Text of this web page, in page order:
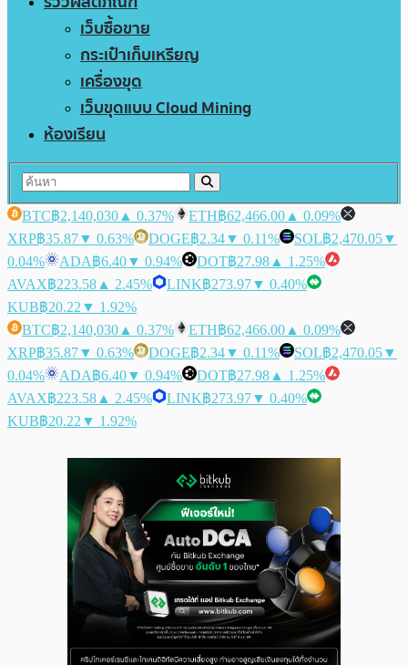
เว็บซื้อขาย
กระเป๋าเก็บเหรียญ
เครื่องขุด
เว็บขุดแบบ Cloud Mining
ห้องเรียน
BTC฿2,140,030 ▲ 0.37% ETH฿62,466.00 ▲ 0.09%
XRP฿35.87▼ 0.63% DOGE฿2.34▼ 0.11% SOL฿2,470.05▼
0.04%
ADA฿6.40▼ 0.94% DOT฿27.98 ▲ 1.25%
AVAX฿223.58 ▲ 2.45% LINK฿273.97▼ 0.40%
KUB฿20.22 ▼ 1.92%
BTC฿2,140,030 ▲ 0.37% ETH฿62,466.00 ▲ 0.09%
XRP฿35.87▼ 0.63% DOGE฿2.34▼ 0.11% SOL฿2,470.05▼
0.04%
ADA฿6.40▼ 0.94% DOT฿27.98 ▲ 1.25%
AVAX฿223.58 ▲ 2.45% LINK฿273.97▼ 0.40%
KUB฿20.22 ▼ 1.92%